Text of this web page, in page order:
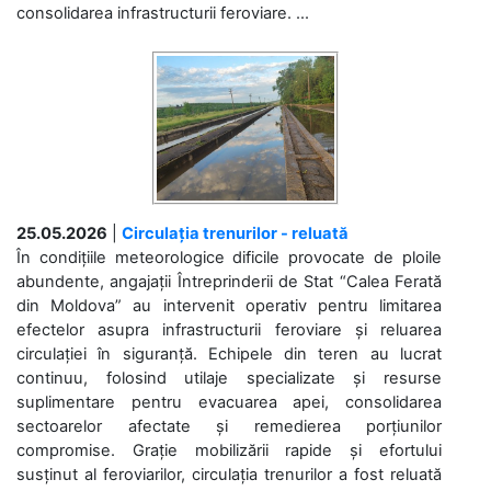
consolidarea infrastructurii feroviare. ...
25.05.2026
Circulația trenurilor - reluată
În condițiile meteorologice dificile provocate de ploile
abundente, angajații Întreprinderii de Stat “Calea Ferată
din Moldova” au intervenit operativ pentru limitarea
efectelor asupra infrastructurii feroviare și reluarea
circulației în siguranță. Echipele din teren au lucrat
continuu, folosind utilaje specializate și resurse
suplimentare pentru evacuarea apei, consolidarea
sectoarelor afectate și remedierea porțiunilor
compromise. Grație mobilizării rapide și efortului
susținut al feroviarilor, circulația trenurilor a fost reluată